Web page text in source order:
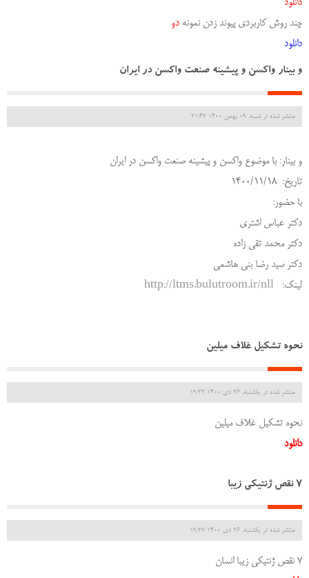
چند روش کاربردی پیوند زدن نمونه دو
دانلود
و بینار واکسن و پیشینه صنعت واکسن در ایران
منتشر شده در شنبه, 09 بهمن 1400 21:47
و بینار: با موضوع واکسن و پیشینه صنعت واکسن در ایران
تاریخ: 1400/11/18
با حضور:
دکتر عباس اشتری
دکتر محمد تقی زاده
دکتر سید رضا بنی هاشمی
لینک: http://ltms.bulutroom.ir/nll
نحوه تشکیل غلاف میلین
منتشر شده در یکشنبه, 26 دی 1400 19:32
نحوه تشکیل غلاف میلین
دانلود
7 نقص ژنتیکی زیبا
منتشر شده در یکشنبه, 26 دی 1400 19:27
7 نقص ژنتیکی زیبا انسان